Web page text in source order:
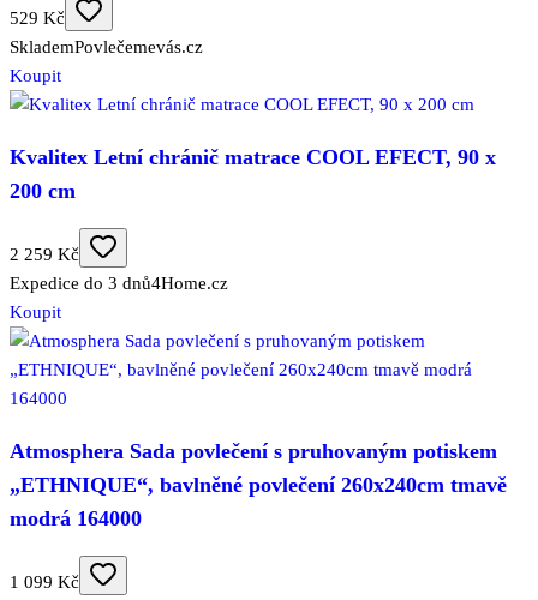
529 Kč
SklademPovlečemevás.cz
Koupit
Kvalitex Letní chránič matrace COOL EFECT, 90 x
200 cm
2 259 Kč
Expedice do 3 dnů4Home.cz
Koupit
Atmosphera Sada povlečení s pruhovaným potiskem
„ETHNIQUE“, bavlněné povlečení 260x240cm tmavě
modrá 164000
1 099 Kč